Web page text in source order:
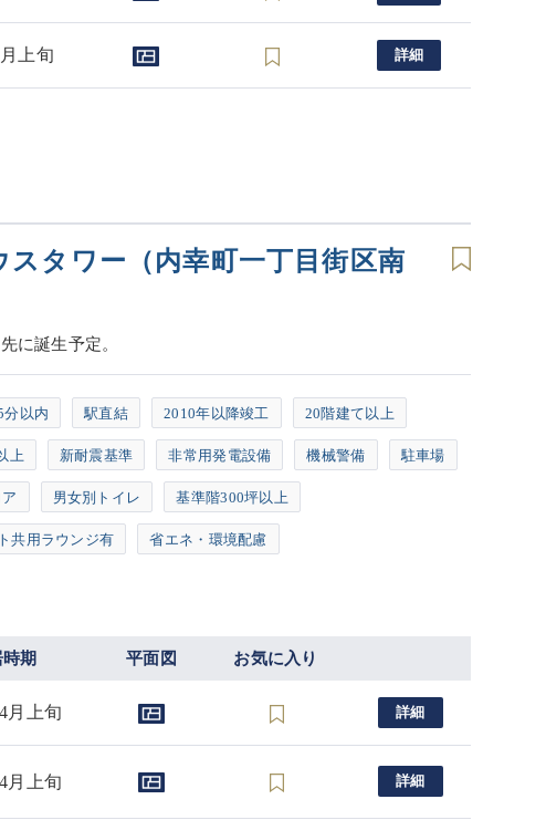
上旬 詳細
タワー（内幸町一丁目街区南
に誕生予定。
分以内 駅直結 2010年以降竣工 20階建て以上
上 新耐震基準 非常用発電設備 機械警備 駐車場
男女別トイレ 基準階300坪以上
共用ラウンジ有 省エネ・環境配慮
時期 平面図 お気に入り
月上旬 詳細
月上旬 詳細